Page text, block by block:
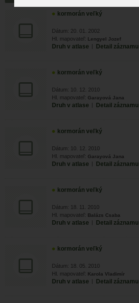
kormorán veľký
Dátum: 20. 01. 2002
Hl. mapovateľ: Lengyel Jozef
Druh v atlase | Detail záznamu
kormorán veľký
Dátum: 10. 12. 2010
Hl. mapovateľ: Garayová Jana
Druh v atlase | Detail záznamu
kormorán veľký
Dátum: 10. 12. 2010
Hl. mapovateľ: Garayová Jana
Druh v atlase | Detail záznamu
kormorán veľký
Dátum: 18. 11. 2010
Hl. mapovateľ: Balázs Csaba
Druh v atlase | Detail záznamu
kormorán veľký
Dátum: 18. 05. 2010
Hl. mapovateľ: Karola Vladimír
Druh v atlase | Detail záznamu